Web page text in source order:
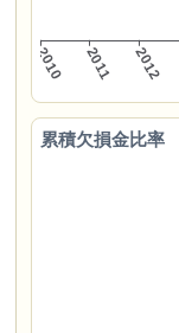
累積欠損金比率